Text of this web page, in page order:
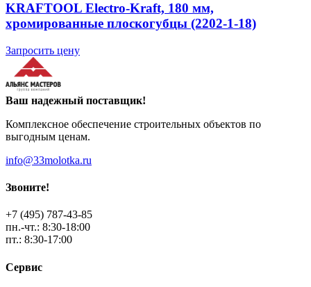
KRAFTOOL Electro-Kraft, 180 мм,
хромированные плоскогубцы (2202-1-18)
Запросить цену
Ваш надежный поставщик!
Комплексное обеспечение строительных объектов по
выгодным ценам.
info@33molotka.ru
Звоните!
+7 (495) 787-43-85
пн.-чт.: 8:30-18:00
пт.: 8:30-17:00
Сервис